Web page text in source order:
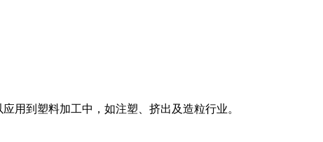
用到塑料加工中，如注塑、挤出及造粒行业。